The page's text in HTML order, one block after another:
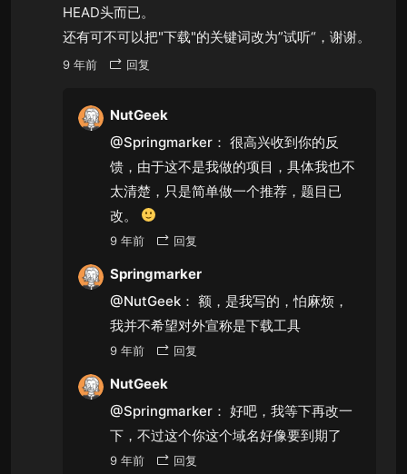
HEAD头而已。
还有可不可以把"下载"的关键词改为”试听“，谢谢。
9 年前 回复
NutGeek
@Springmarker： 很高兴收到你的反
馈，由于这不是我做的项目，具体我也不
太清楚，只是简单做一个推荐，题目已
改。
9 年前 回复
Springmarker
@NutGeek： 额，是我写的，怕麻烦，
我并不希望对外宣称是下载工具
9 年前 回复
NutGeek
@Springmarker： 好吧，我等下再改一
下，不过这个你这个域名好像要到期了
9 年前 回复